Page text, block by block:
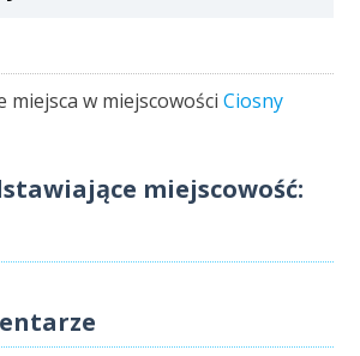
miejsca w miejscowościCiosny
miejscowość: